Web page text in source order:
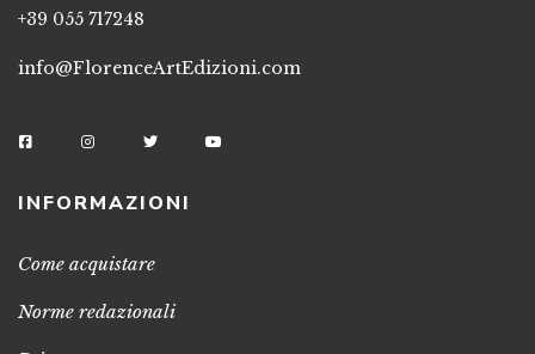
+39 055 717248
info@FlorenceArtEdizioni.com
INFORMAZIONI
Come acquistare
Norme redazionali